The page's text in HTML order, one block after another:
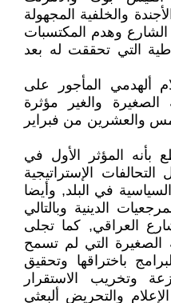
والخلفية المجهولة
وهدم المكتسبات
التي تحققت له بعد
ألهدمي المأجور على
الصغيرة والغير مؤثرة
والعشرين من فبراير
بأنه المؤثر الأول في
الإستراتيجية
في البلد, وأيضا
الدينية وبالتالي
العراقي, كما تجلى
الصغيرة التي لم تسمح
باختراقها وتحقيق
وتخريب الاستقرار
والتحريض ألبعثي